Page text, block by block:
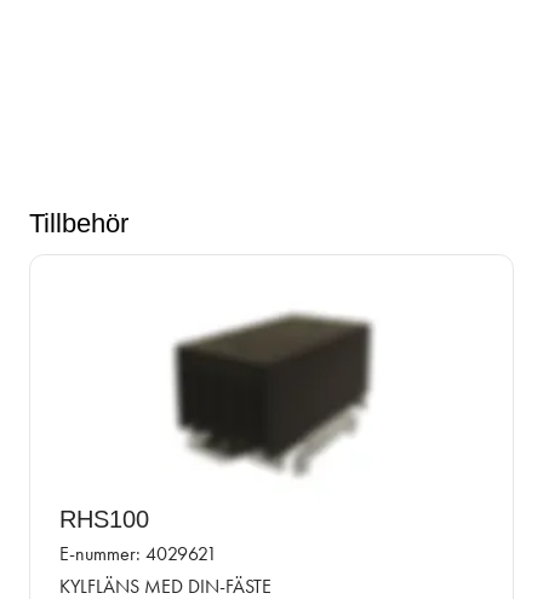
Tillbehör
RHS100
E-nummer: 4029621
KYLFLÄNS MED DIN-FÄSTE